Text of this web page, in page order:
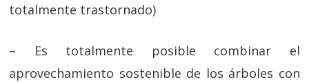
totalmente trastornado)
– Es totalmente posible combinar el
aprovechamiento sostenible de los árboles con